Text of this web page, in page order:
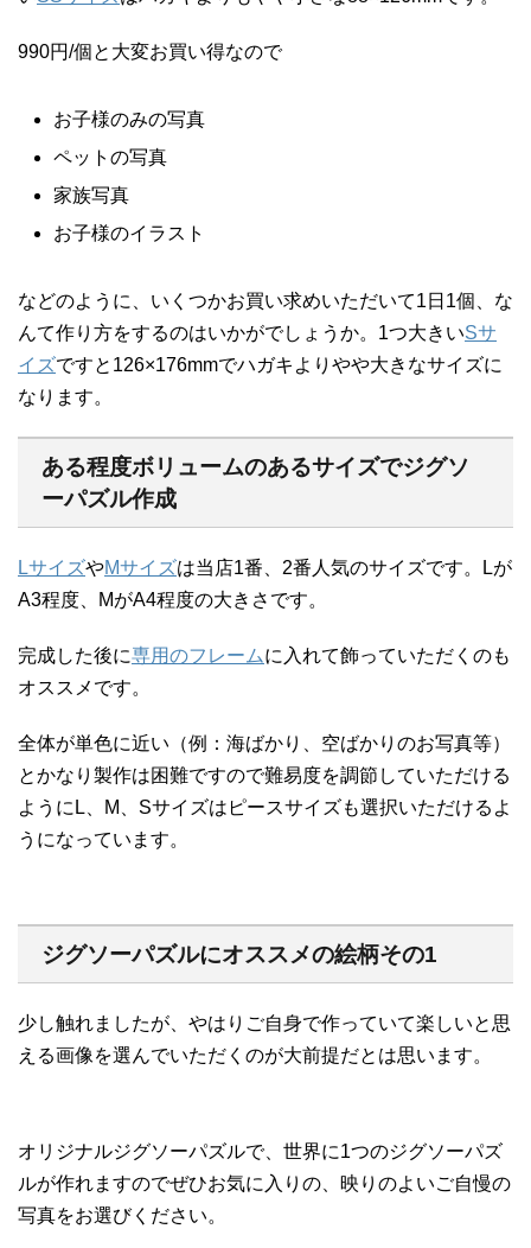
990円/個と大変お買い得なので
お子様のみの写真
ペットの写真
家族写真
お子様のイラスト
などのように、いくつかお買い求めいただいて1日1個、な
んて作り方をするのはいかがでしょうか。1つ大きいSサ
イズですと126×176mmでハガキよりやや大きなサイズに
なります。
ある程度ボリュームのあるサイズでジグソ
ーパズル作成
LサイズやMサイズは当店1番、2番人気のサイズです。Lが
A3程度、MがA4程度の大きさです。
完成した後に専用のフレームに入れて飾っていただくのも
オススメです。
全体が単色に近い（例：海ばかり、空ばかりのお写真等）
とかなり製作は困難ですので難易度を調節していただける
ようにL、M、Sサイズはピースサイズも選択いただけるよ
うになっています。
ジグソーパズルにオススメの絵柄その1
少し触れましたが、やはりご自身で作っていて楽しいと思
える画像を選んでいただくのが大前提だとは思います。
オリジナルジグソーパズルで、世界に1つのジグソーパズ
ルが作れますのでぜひお気に入りの、映りのよいご自慢の
写真をお選びください。